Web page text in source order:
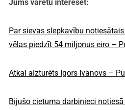
Jums varētu interesēt:
Par sievas slepkavību
vēlas piedzīt 54 miljonus eiro –
Atkal aizturēts Igors Ivanovs –
Bijušo cietuma darbinieci